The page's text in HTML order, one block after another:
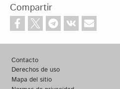
Compartir
Footer
Contacto
Derechos de uso
Mapa del sitio